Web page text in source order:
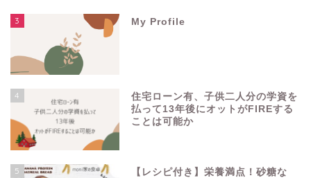
3 My Profile
4
住宅ローン有、子供二人分の学資を
払って13年後にオットがFIREする
ことは可能か
5
【レシピ付き】栄養満点！砂糖な